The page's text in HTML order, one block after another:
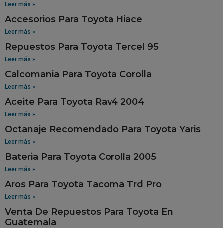
Leer más »
Accesorios Para Toyota Hiace
Leer más »
Repuestos Para Toyota Tercel 95
Leer más »
Calcomania Para Toyota Corolla
Leer más »
Aceite Para Toyota Rav4 2004
Leer más »
Octanaje Recomendado Para Toyota Yaris
Leer más »
Bateria Para Toyota Corolla 2005
Leer más »
Aros Para Toyota Tacoma Trd Pro
Leer más »
Venta De Repuestos Para Toyota En
Guatemala